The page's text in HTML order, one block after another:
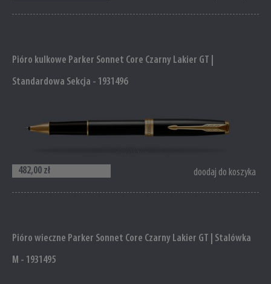
Pióro kulkowe Parker Sonnet Core Czarny Lakier GT |
Standardowa Sekcja - 1931496
482,00 zł doodaj do koszyka
Pióro wieczne Parker Sonnet Core Czarny Lakier GT | Stalówka
M - 1931495